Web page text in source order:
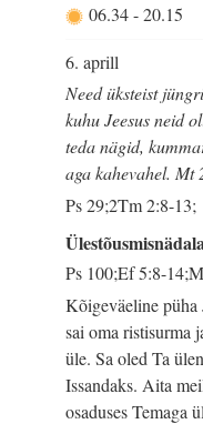
06.34-20.15
6. aprill
Need üksteist
kuhu Jeesus neid
teda nägid,
aga kahevahel. Mt
Ps 29;2Tm 2:8-13;
Ps 100;Ef 5:8-
Kõigeväeline püha
sai oma ristisurma
üle. Sa oled Ta
Issandaks. Aita
osaduses Temaga